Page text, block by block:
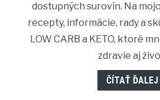
dostupných surovín. Na
recepty, informácie, rady a
LOW CARB a KETO, ktoré
zdravie aj
ČÍTAŤ ĎALEJ